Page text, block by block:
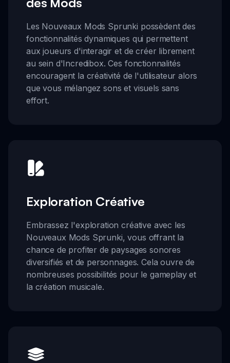
Les Nouveaux Mods Sprunki possèdent des
fonctionnalités dynamiques qui permettent
aux joueurs d'interagir et de créer librement
au sein d'Incredibox. Ces fonctionnalités
encouragent la créativité de l'utilisateur alors
que vous mélangez sons et visuels sans
effort.
Exploration Créative
Embrassez l'exploration créative avec les
Nouveaux Mods Sprunki, vous offrant la
chance de profiter de paysages sonores
diversifiés et de personnages. Cela ouvre de
nombreuses possibilités pour le gameplay et
la création musicale.